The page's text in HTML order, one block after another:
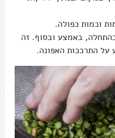
באמצע ובסוף. זה
התרככות האפונה.